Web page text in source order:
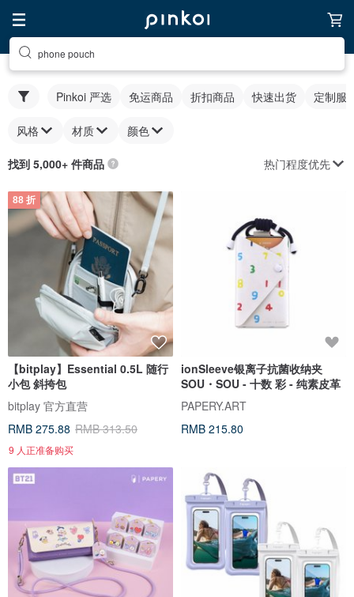
phone pouch
Pinkoi 严选 免运商品 折扣商品 快速出货 定制服
风格 材质 颜色
找到 5,000+ 件商品 热门程度优先
88 折
【bitplay】Essential 0.5L 随行
小包 斜挎包
bitplay 官方直营
RMB 275.88 RMB 313.50
9 人正准备购买
ionSleeve银离子抗菌收纳夹
SOU・SOU - 十数 彩 - 纯素皮革
PAPERY.ART
RMB 215.80